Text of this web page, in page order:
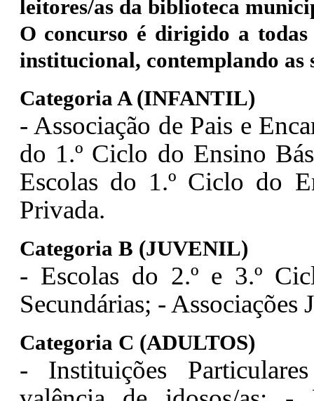
leitores/as da biblioteca
O concurso é dirigido a
institucional, contemplando as
Categoria A (INFANTIL)
- Associação de Pais e
do 1.º Ciclo do Ensino
Escolas do 1.º Ciclo do
Privada.
Categoria B (JUVENIL)
- Escolas do 2.º e 3.º
Secundárias; - Associações
Categoria C (ADULTOS)
- Instituições